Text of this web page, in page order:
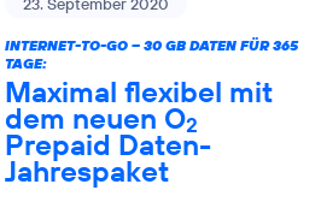
INTERNET-TO-GO – 30 GB DATEN FÜR 365
TAGE:
Maximal flexibel mit
dem neuen O2
Prepaid Daten-
Jahrespaket